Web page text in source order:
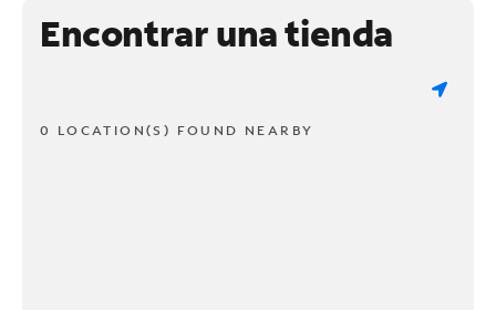
Encontrar una tienda
0 LOCATION(S) FOUND NEARBY